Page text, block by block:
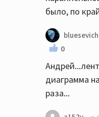
было, по
bluesevich
0
диаграмма
раза...